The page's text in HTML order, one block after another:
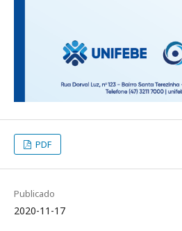
PDF
Publicado
2020-11-17